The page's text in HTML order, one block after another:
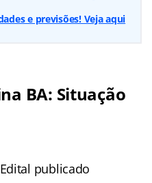
e previsões! Veja aqui
BA: Situação
publicado